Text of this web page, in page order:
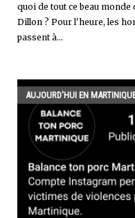
quoi de tout ce beau monde
Dillon ? Pour l'heure, les
passent à...
AUJOURD'HUI EN